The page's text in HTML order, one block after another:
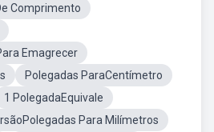
Comprimento
Emagrecer
Polegadas ParaCentímetro
1 PolegadaEquivale
Para Milímetros